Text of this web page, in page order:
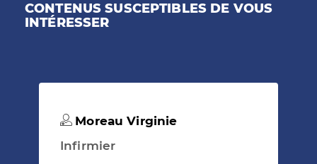
CONTENUS SUSCEPTIBLES DE VOUS
INTÉRESSER
Moreau Virginie
Infirmier